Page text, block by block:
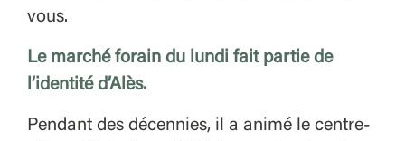
vous.
Le marché forain du lundi fait partie de
l’identité d’Alès.
Pendant des décennies, il a animé le centre-